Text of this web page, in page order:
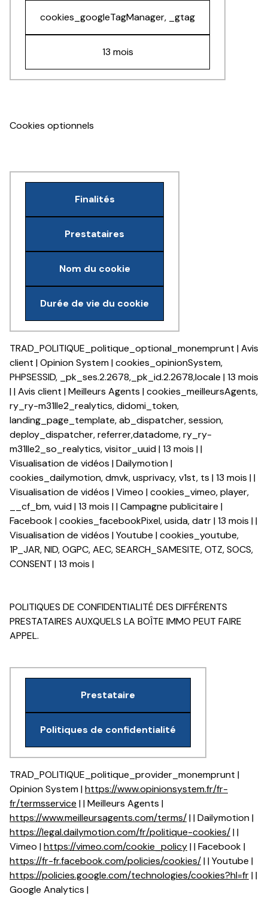
cookies_googleTagManager, _gtag
13 mois
Cookies optionnels
Finalités
Prestataires
Nom du cookie
Durée de vie du cookie
TRAD_POLITIQUE_politique_optional_monemprunt | Avis
client | Opinion System | cookies_opinionSystem,
PHPSESSID, _pk_ses.2.2678,_pk_id.2.2678,locale | 13 mois
| | Avis client | Meilleurs Agents | cookies_meilleursAgents,
ry_ry-m31lle2_realytics, didomi_token,
landing_page_template, ab_dispatcher, session,
deploy_dispatcher, referrer,datadome, ry_ry-
m31lle2_so_realytics, visitor_uuid | 13 mois | |
Visualisation de vidéos | Dailymotion |
cookies_dailymotion, dmvk, usprivacy, v1st, ts | 13 mois | |
Visualisation de vidéos | Vimeo | cookies_vimeo, player,
__cf_bm, vuid | 13 mois | | Campagne publicitaire |
Facebook | cookies_facebookPixel, usida, datr | 13 mois | |
Visualisation de vidéos | Youtube | cookies_youtube,
1P_JAR, NID, OGPC, AEC, SEARCH_SAMESITE, OTZ, SOCS,
CONSENT | 13 mois |
POLITIQUES DE CONFIDENTIALITÉ DES DIFFÉRENTS
PRESTATAIRES AUXQUELS LA BOÎTE IMMO PEUT FAIRE
APPEL.
Prestataire
Politiques de confidentialité
TRAD_POLITIQUE_politique_provider_monemprunt |
Opinion System |https://www.opinionsystem.fr/fr-
fr/termsservice | | Meilleurs Agents |
https://www.meilleursagents.com/terms/| | Dailymotion |
https://legal.dailymotion.com/fr/politique-cookies/| |
Vimeo |https://vimeo.com/cookie_policy| | Facebook |
https://fr-fr.facebook.com/policies/cookies/| | Youtube |
https://policies.google.com/technologies/cookies?hl=fr| |
Google Analytics |